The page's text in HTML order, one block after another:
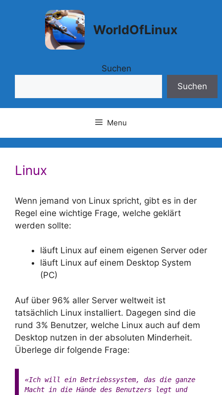
WorldOfLinux
Suchen
Suchen
Menu
Linux
Wenn jemand von Linux spricht, gibt es in der
Regel eine wichtige Frage, welche geklärt
werden sollte:
läuft Linux auf einem eigenen Server oder
läuft Linux auf einem Desktop System
(PC)
Auf über 96% aller Server weltweit ist
tatsächlich Linux installiert. Dagegen sind die
rund 3% Benutzer, welche Linux auch auf dem
Desktop nutzen in der absoluten Minderheit.
Überlege dir folgende Frage:
«Ich will ein Betriebssystem, das die ganze
Macht in die Hände des Benutzers legt und